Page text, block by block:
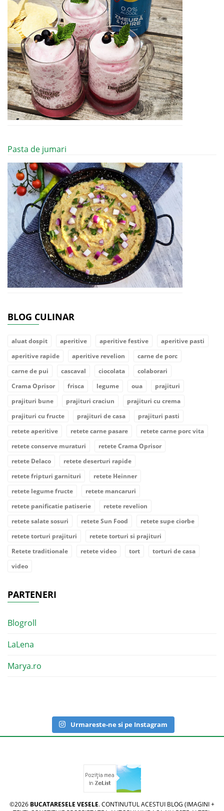
Pasta de jumari
BLOG CULINAR
aluat dospit aperitive aperitive festive
aperitive pasti
aperitive rapide
aperitive revelion
carne de porc
carne de pui
cascaval ciocolata
colaborari
Crama Oprisor
frisca legume oua
prajituri
prajituri bune
prajituri craciun
prajituri cu crema
prajituri cu fructe
prajituri de casa
prajituri pasti
retete aperitive
retete carne pasare
retete carne porc vita
retete conserve muraturi
retete Crama Oprisor
retete Delaco
retete deserturi rapide
retete fripturi garnituri
retete Heinner
retete legume fructe
retete mancaruri
retete panificatie patiserie
retete revelion
retete salate sosuri
retete Sun Food
retete supe ciorbe
retete torturi prajituri
retete torturi si prajituri
Retete traditionale
retete video tort
torturi de casa
video
PARTENERI
Blogroll
LaLena
Marya.ro
Urmareste-ne si pe Instagram
©2026 BUCATARESELE VESELE. CONTINUTUL ACESTUI BLOG (IMAGINI +